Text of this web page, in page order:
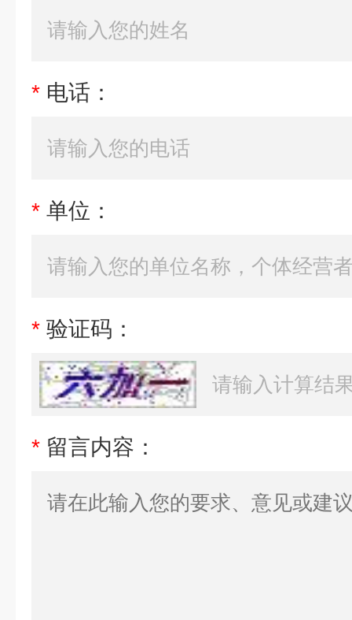
* 电话：
* 单位：
* 验证码：
* 留言内容：